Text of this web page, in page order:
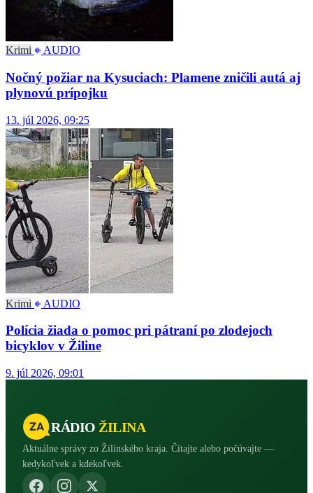
Krimi AUDIO
Nočný požiar na Kysuciach: Plamene zničili autá aj
plynovú prípojku
13. júl 2026, 09:25
Krimi AUDIO
Polícia žiada o pomoc pri pátraní po zlodejoch
bicyklov v Žiline
9. júl 2026, 09:01
RÁDIO ŽILINA
Aktuálne správy zo Žilinského kraja. Čítajte alebo počúvajte —
kedykoľvek a kdekoľvek.